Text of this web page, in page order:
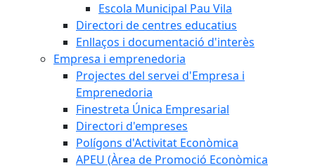
Escola Municipal Pau Vila
Directori de centres educatius
Enllaços i documentació d'interès
Empresa i emprenedoria
Projectes del servei d'Empresa i
Emprenedoria
Finestreta Única Empresarial
Directori d'empreses
Polígons d'Activitat Econòmica
APEU (Àrea de Promoció Econòmica